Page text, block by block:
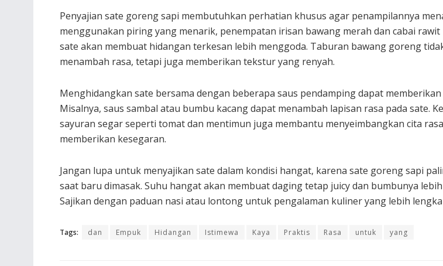
Penyajian sate goreng sapi membutuhkan perhatian khusus agar penampilannya
menggunakan piring yang menarik, penempatan irisan bawang merah dan cabai rawit
sate akan membuat hidangan terkesan lebih menggoda. Taburan bawang goreng
menambah rasa, tetapi juga memberikan tekstur yang renyah.
Menghidangkan sate bersama dengan beberapa saus pendamping dapat memberikan
Misalnya, saus sambal atau bumbu kacang dapat menambah lapisan rasa pada sate.
sayuran segar seperti tomat dan mentimun juga membantu menyeimbangkan cita
memberikan kesegaran.
Jangan lupa untuk menyajikan sate dalam kondisi hangat, karena sate goreng sapi
saat baru dimasak. Suhu hangat akan membuat daging tetap juicy dan bumbunya
Sajikan dengan paduan nasi atau lontong untuk pengalaman kuliner yang lebih
Tags: dan Empuk Hidangan Istimewa Kaya Praktis Rasa untuk yang